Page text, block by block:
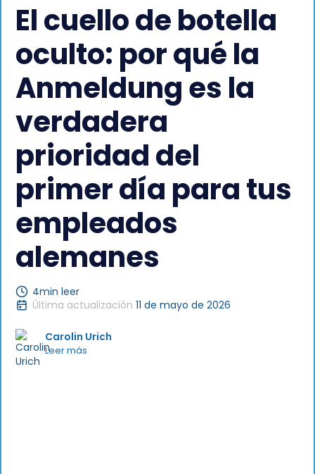
El cuello de botella
oculto: por qué la
Anmeldung es la
verdadera
prioridad del
primer día para tus
empleados
alemanes
4min leer
Última actualización 11 de mayo de 2026
Carolin Urich
Leer más